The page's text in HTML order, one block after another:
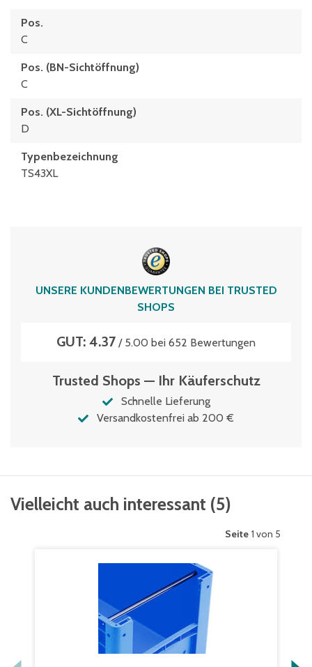
Pos.
C
Pos. (BN-Sichtöffnung)
C
Pos. (XL-Sichtöffnung)
D
Typenbezeichnung
TS43XL
UNSERE KUNDENBEWERTUNGEN BEI TRUSTED
SHOPS
GUT: 4.37 / 5.00 bei 652 Bewertungen
Trusted Shops — Ihr Käuferschutz
Schnelle Lieferung
Versandkostenfrei ab 200 €
Vielleicht auch interessant (5)
Seite 1 von 5